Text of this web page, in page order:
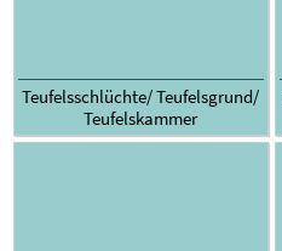
Teufelsschlüchte/ Teufelsgrund/
Teufelskammer